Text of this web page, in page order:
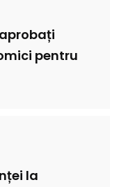
pentru
la